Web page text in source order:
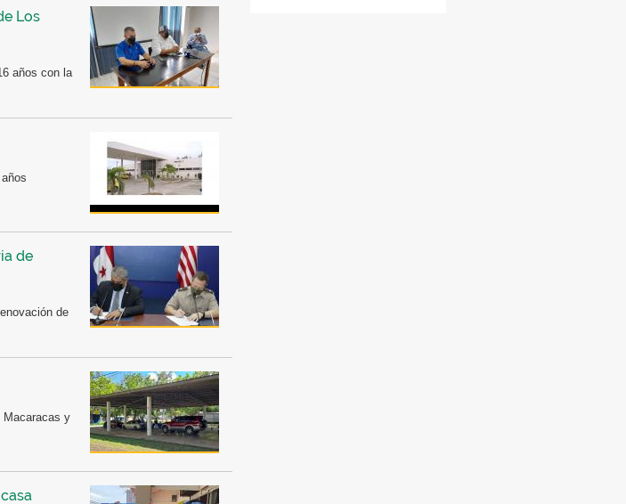
Los
años con la
de
de
Macaracas y